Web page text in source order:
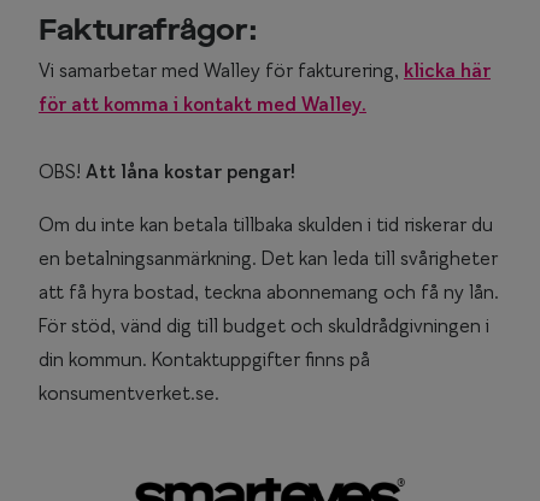
Fakturafrågor:
Vi samarbetar med Walley för fakturering, klicka här
för att komma i kontakt med Walley.
OBS! Att låna kostar pengar!
Om du inte kan betala tillbaka skulden i tid riskerar du
en betalningsanmärkning. Det kan leda till svårigheter
att få hyra bostad, teckna abonnemang och få ny lån.
För stöd, vänd dig till budget och skuldrådgivningen i
din kommun. Kontaktuppgifter finns på
konsumentverket.se.